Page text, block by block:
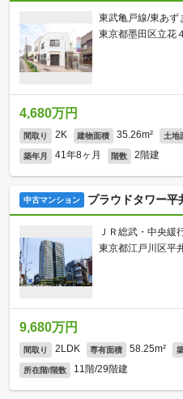
東武亀戸線/東あず
東京都墨田区立花
4,680万円
間取り 2K 建物面積 35.26m² 土地
築年月 41年8ヶ月 階数 2階建
中古マンション プラウドタワー
ＪＲ総武・中央緩
東京都江戸川区平
9,680万円
間取り 2LDK 専有面積 58.25m²
所在階/階数 11階/29階建